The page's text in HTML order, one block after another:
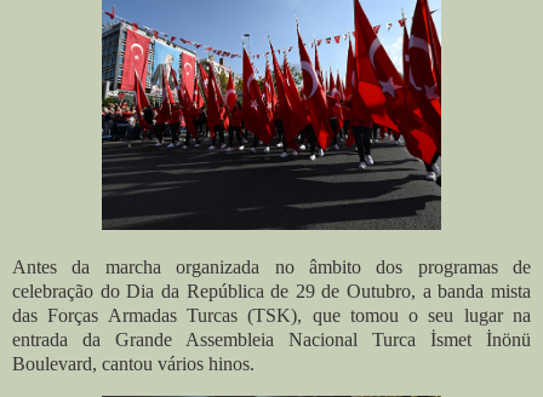
Antes da marcha organizada no âmbito dos programas de
celebração do Dia da República de 29 de Outubro, a banda mista
das Forças Armadas Turcas (TSK), que tomou o seu lugar na
entrada da Grande Assembleia Nacional Turca İsmet İnönü
Boulevard, cantou vários hinos.